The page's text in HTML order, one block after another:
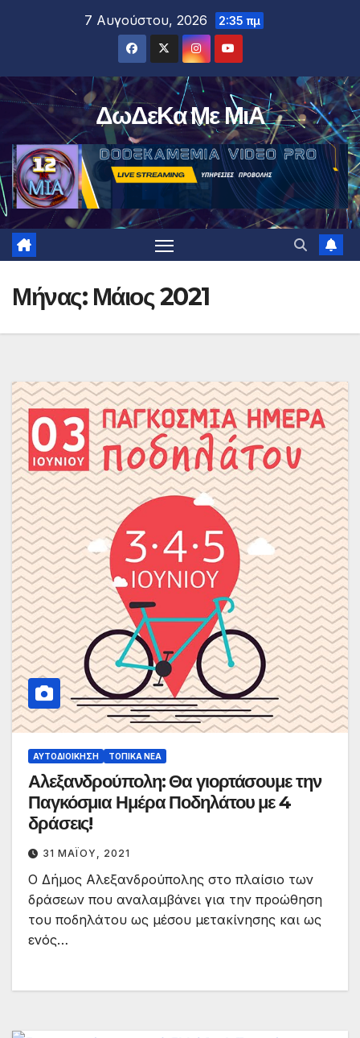
7 Αυγούστου, 2026 2:35 πμ
ΔωΔεΚα Με ΜιΑ
Μήνας: Μάιος 2021
ΑΥΤΟΔΙΟΊΚΗΣΗ ΤΟΠΙΚΆ ΝΈΑ
Αλεξανδρούπολη: Θα γιορτάσουμε την
Παγκόσμια Ημέρα Ποδηλάτου με 4
δράσεις!
31 ΜΑΪ́ΟΥ, 2021
Ο Δήμος Αλεξανδρούπολης στο πλαίσιο των
δράσεων που αναλαμβάνει για την προώθηση
του ποδηλάτου ως μέσου μετακίνησης και ως
ενός…